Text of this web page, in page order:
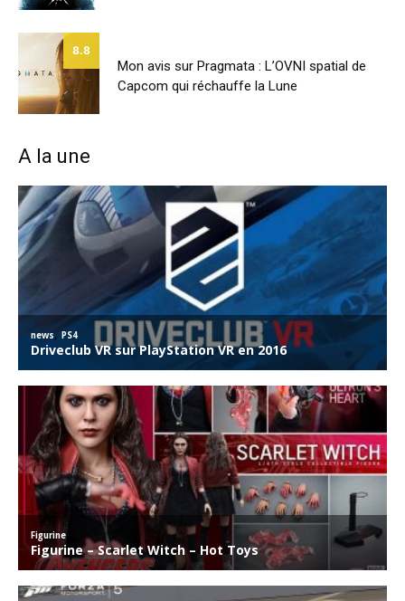
8.8
Mon avis sur Pragmata : L’OVNI spatial de
Capcom qui réchauffe la Lune
A la une